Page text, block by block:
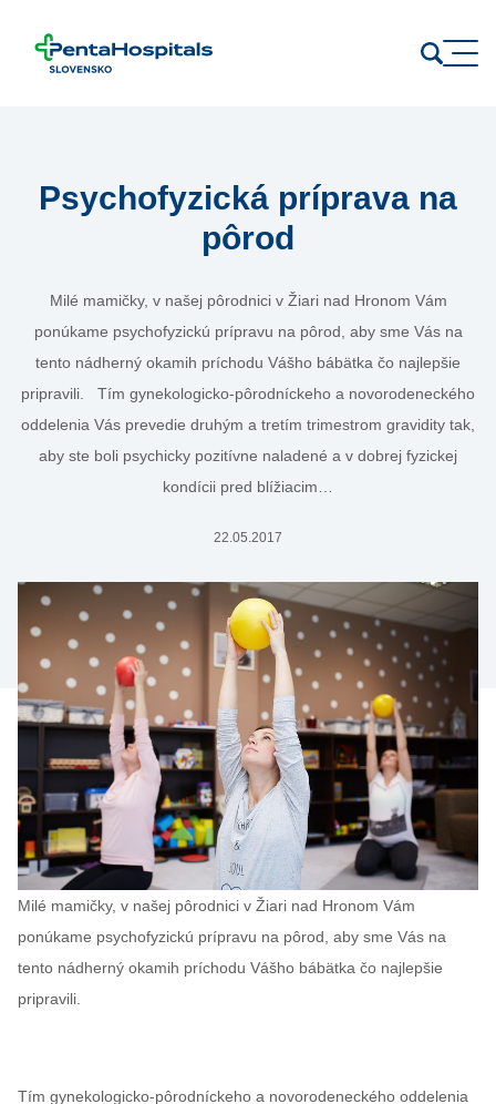
Psychofyzická príprava na
pôrod
Milé mamičky, v našej pôrodnici v Žiari nad Hronom Vám
ponúkame psychofyzickú prípravu na pôrod, aby sme Vás na
tento nádherný okamih príchodu Vášho bábätka čo najlepšie
pripravili. Tím gynekologicko-pôrodníckeho a novorodeneckého
oddelenia Vás prevedie druhým a tretím trimestrom gravidity tak,
aby ste boli psychicky pozitívne naladené a v dobrej fyzickej
kondícii pred blížiacim…
22.05.2017
Milé mamičky, v našej pôrodnici v Žiari nad Hronom Vám
ponúkame psychofyzickú prípravu na pôrod, aby sme Vás na
tento nádherný okamih príchodu Vášho bábätka čo najlepšie
pripravili.
Tím gynekologicko-pôrodníckeho a novorodeneckého oddelenia